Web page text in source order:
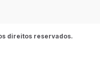
direitos reservados.